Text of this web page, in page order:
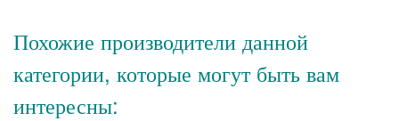
Похожие производители данной
категории, которые могут быть вам
интересны: